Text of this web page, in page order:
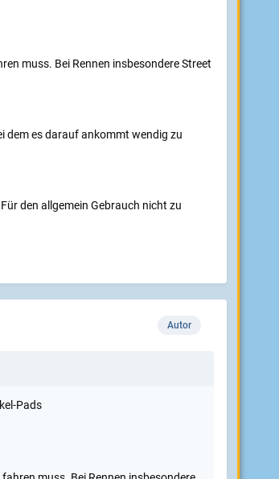
muss. Bei Rennen insbesondere Street
dem es darauf ankommt wendig zu
den allgemein Gebrauch nicht zu
Autor
Pads